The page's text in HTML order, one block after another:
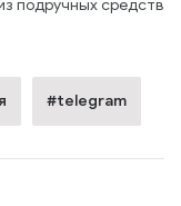
подручных средств
#telegram